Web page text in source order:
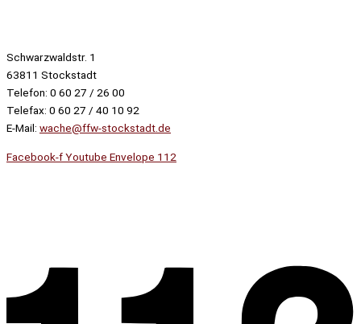
Schwarzwaldstr. 1
63811 Stockstadt
Telefon: 0 60 27 / 26 00
Telefax: 0 60 27 / 40 10 92
E-Mail: wache@ffw-stockstadt.de
Facebook-fYoutube Envelope 112